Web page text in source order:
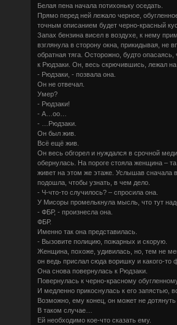
Белая пена начала потихоньку оседать.
Прямо перед ней лежало черное,
точным описанием будет черно-красный
Запах бензина висел в воздухе, к нему
взглянула в сторону окна, прикидывая, не
обратная тяга. Осторожно, будто
к Рюдзаки. Он, весь скрючившись, лежал
- Рюдзаки, - позвала она.
Он не отвечал.
Умер?
- Рюдзаки!
- А…оо…
- …Рюдзаки.
Он был жив.
Всё ещё жив.
Он весь обгорел и нуждался в срочной
обернулась. На пороге стояла женщина –
живет на этом же этаже. Услышав сначала
подошла, чтобы узнать, в чем дело.
- Ч-что-то случилось? – спросила она.
У Мисоры промелькнула мысль, что тут
- ФБР, - произнесла она.
ФБР.
Именно так она представилась.
- Вызовите полицию, пожарных и скорую.
Женщина, похоже, удивилась, но, тем не
он ведь прислал сюда воришку и какого-то
Она снова повернулась к Рюдзаки.
Повернулась к черно-красному
И медленно прикоснулась к его
Возможно, ему конец, он может не
В таком случае…
Ей необходимо кое-что сказать ему.